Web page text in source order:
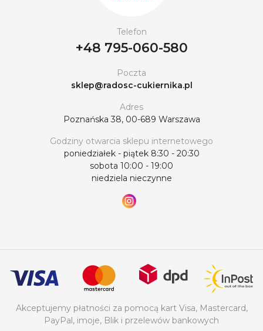
Telefon
+48 795-060-580
Poczta
sklep@radosc-cukiernika.pl
Adres
Poznańska 38, 00-689 Warszawa
Godziny otwarcia sklepu internetowego
poniedziałek - piątek 8:30 - 20:30
sobota 10:00 - 19:00
niedziela nieczynne
Akceptujemy płatności za pomocą kart Visa, Mastercard,
PayPal, imoje, Blik i przelewów bankowych